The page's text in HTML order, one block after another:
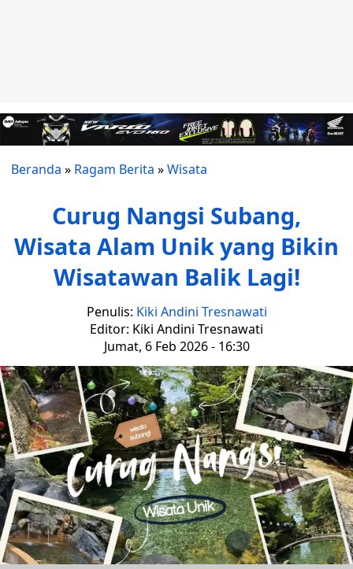
Beranda » Ragam Berita »Wisata
Curug Nangsi Subang,
Wisata Alam Unik yang Bikin
Wisatawan Balik Lagi!
Penulis: Kiki Andini Tresnawati
Editor: Kiki Andini Tresnawati
Jumat, 6 Feb 2026 - 16:30